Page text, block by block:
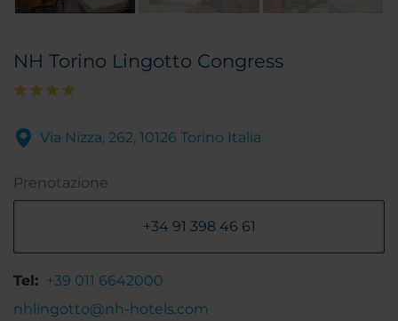
NH Torino Lingotto Congress
Via Nizza, 262, 10126 Torino Italia
Prenotazione
+34 91 398 46 61
Tel: +39 011 6642000
nhlingotto@nh-hotels.com